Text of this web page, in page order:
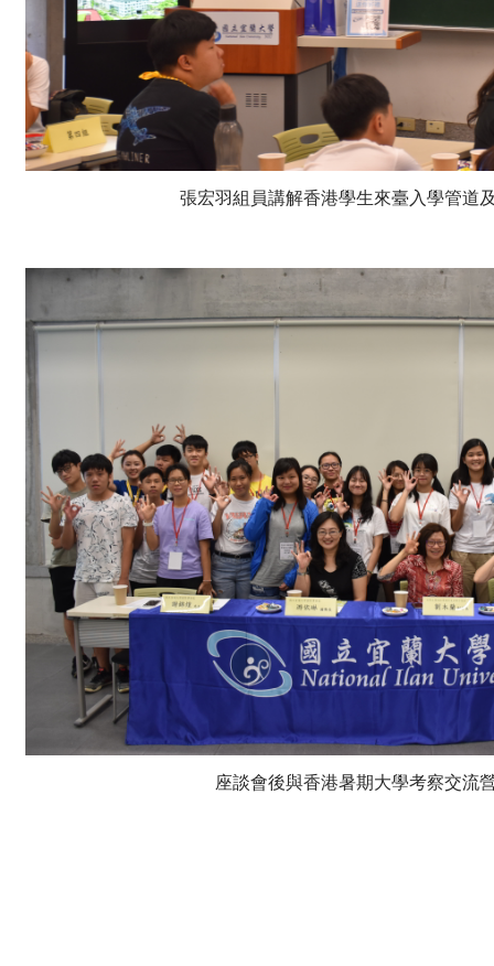
張宏羽組員講解香港學生來臺入學管道
座談會後與香港暑期大學考察交流